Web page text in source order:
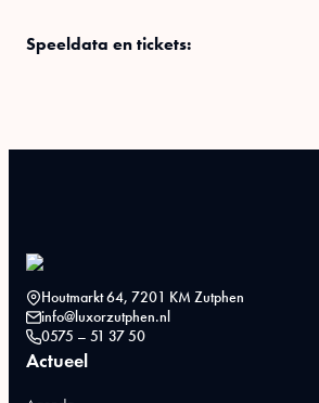
Speeldata en tickets:
Houtmarkt 64, 7201 KM Zutphen
info@luxorzutphen.nl
0575 – 51 37 50
Actueel